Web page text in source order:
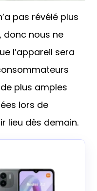
pas révélé plus
donc nous ne
l’appareil sera
de plus amples
lors de
lieu dès demain.